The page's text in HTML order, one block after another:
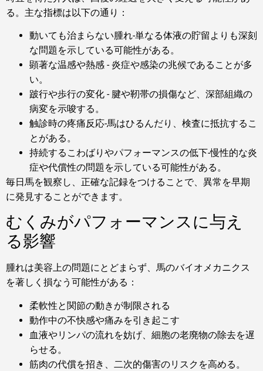
る。主な指標は以下の通り：
動いても治まらない腫れ-単なる体液の貯留よりも深刻
な問題を示している可能性がある。
顕著な温感や熱感 - 炎症や感染の兆候であることが多
い。
跛行や歩行の変化 - 腱や靭帯の損傷など、深部組織の
病変を示唆する。
触診時の疼痛反応-馬はひるんだり、検査に抵抗するこ
とがある。
持続するこわばりやパフォーマンスの低下-慢性的な炎
症や代償性の問題を示している可能性がある。
毎日馬を観察し、正確な記録をつけることで、異常を早期
に発見することができます。
むくみがパフォーマンスに与え
る影響
腫れは美容上の問題にとどまらず、馬のバイオメカニクス
を著しく損なう可能性がある：
柔軟性と関節の動きが制限される
動作中の不快感や痛みを引き起こす
血液やリンパの流れを妨げ、細胞の老廃物の除去を遅
らせる。
筋肉の代償を招き、二次的傷害のリスクを高める。